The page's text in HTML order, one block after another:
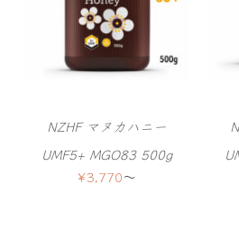
NZHF マヌカハニー
UMF5+ MGO83 500g
¥3,770〜